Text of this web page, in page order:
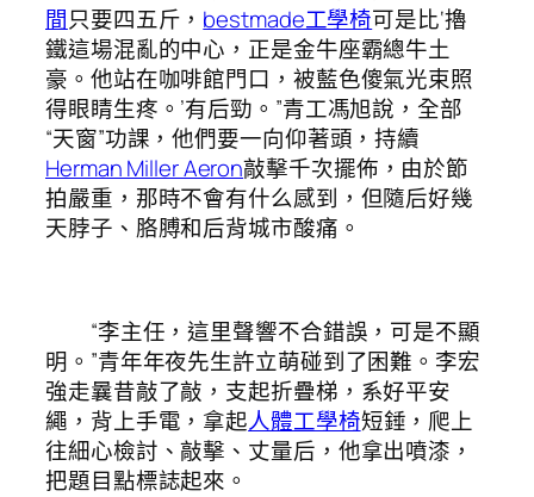
間只要四五斤， bestmade工學椅可是比‘擼
鐵這場混亂的中心，正是金牛座霸總牛土
豪。他站在咖啡館門口，被藍色傻氣光束照
得眼睛生疼。’有后勁。”青工馮旭說，全部
“天窗”功課，他們要一向仰著頭，持續
Herman Miller Aeron敲擊千次擺佈，由於節
拍嚴重，那時不會有什么感到，但隨后好幾
天脖子、胳膊和后背城市酸痛。
“李主任，這里聲響不合錯誤，可是不顯
明。”青年年夜先生許立萌碰到了困難。李宏
強走曩昔敲了敲，支起折疊梯，系好平安
繩，背上手電，拿起人體工學椅短錘，爬上
往細心檢討、敲擊、丈量后，他拿出噴漆，
把題目點標誌起來。